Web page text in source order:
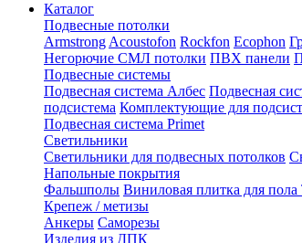
Каталог
Подвесные потолки
Armstrong Acoustofon Rockfon Ecophon
Негорючие СМЛ потолки ПВХ панели
Подвесные системы
Подвесная система Албес Подвесная
подсистема Комплектующие для
Подвесная система Primet
Светильники
Светильники для подвесных потолков
Напольные покрытия
Фальшполы Виниловая плитка для
Крепеж / метизы
Анкеры Саморезы
Изделия из ДПК